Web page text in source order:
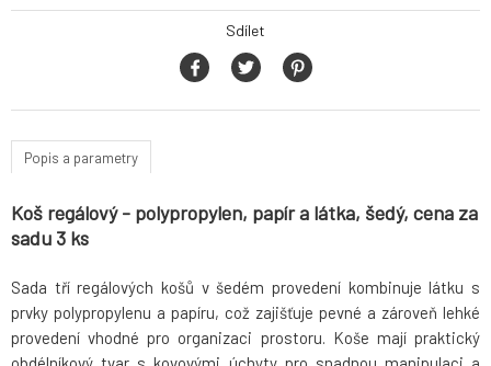
Sdílet
Popis a parametry
Koš regálový - polypropylen, papír a látka, šedý, cena za
sadu 3 ks
Sada tří regálových košů v šedém provedení kombinuje látku s
prvky polypropylenu a papíru, což zajišťuje pevné a zároveň lehké
provedení vhodné pro organizaci prostoru. Koše mají praktický